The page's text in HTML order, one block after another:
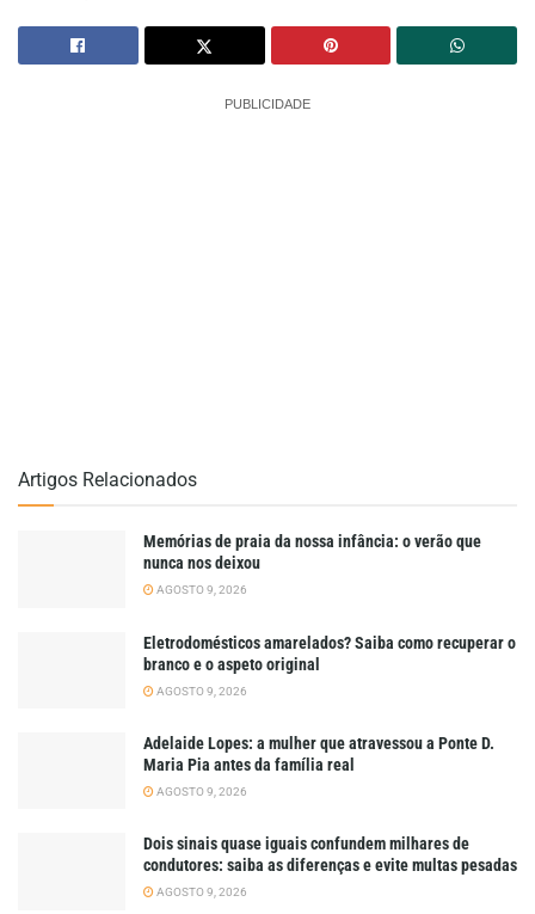
PUBLICIDADE
Artigos Relacionados
Memórias de praia da nossa infância: o verão que
nunca nos deixou
AGOSTO 9, 2026
Eletrodomésticos amarelados? Saiba como recuperar o
branco e o aspeto original
AGOSTO 9, 2026
Adelaide Lopes: a mulher que atravessou a Ponte D.
Maria Pia antes da família real
AGOSTO 9, 2026
Dois sinais quase iguais confundem milhares de
condutores: saiba as diferenças e evite multas pesadas
AGOSTO 9, 2026